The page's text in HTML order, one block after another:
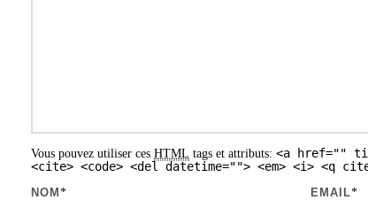
Vous pouvez utiliser ces HTML tags et attributs: <a href=""
<cite> <code> <del datetime=""> <em> <i> <q
NOM * EMAIL*